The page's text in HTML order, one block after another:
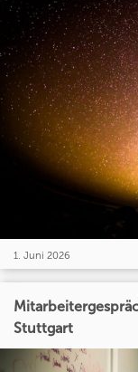
1. Juni 2026
Stuttgart